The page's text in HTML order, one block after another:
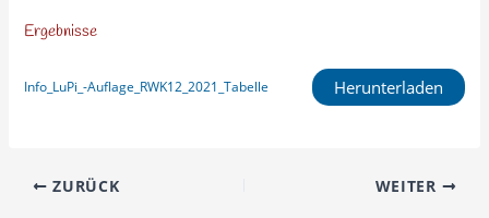
Ergebnisse
Info_LuPi_-Auflage_RWK12_2021_Tabelle Herunterladen
ZURÜCK WEITER